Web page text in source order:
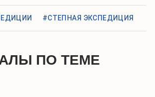
#СТЕПНАЯ ЭКСПЕДИЦИЯ
ПО ТЕМЕ